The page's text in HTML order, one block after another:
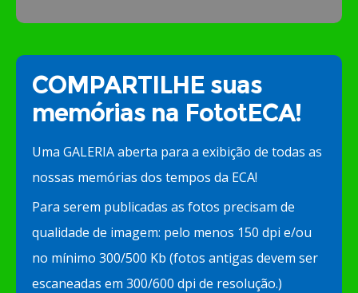
COMPARTILHE suas
memórias na FototECA!
Uma GALERIA aberta para a exibição de todas as
nossas memórias dos tempos da ECA!
Para serem publicadas as fotos precisam de
qualidade de imagem: pelo menos 150 dpi e/ou
no mínimo 300/500 Kb (fotos antigas devem ser
escaneadas em 300/600 dpi de resolução.)